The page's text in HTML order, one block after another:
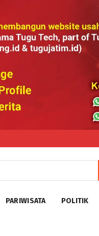
PARIWISATA POLITIK